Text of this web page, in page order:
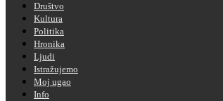
Društvo
Kultura
Politika
Hronika
Ljudi
Istražujemo
Moj ugao
Info